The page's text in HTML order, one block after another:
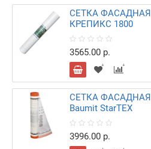
СЕТКА ФАСАДНАЯ
КРЕПИКС 1800
3565.00 р.
СЕТКА ФАСАДНАЯ
Baumit StarTEX
3996.00 р.